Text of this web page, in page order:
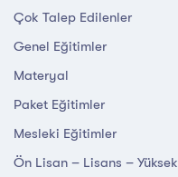
Çok Talep Edilenler
Genel Eğitimler
Materyal
Paket Eğitimler
Mesleki Eğitimler
Ön Lisan – Lisans – Yüksek